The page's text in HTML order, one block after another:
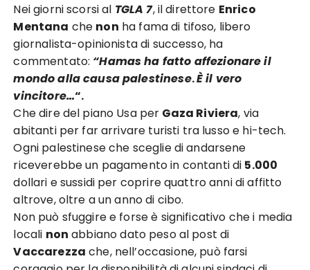
Nei giorni scorsi al TGLA 7, il direttore Enrico
Mentana che non ha fama di tifoso, libero
giornalista-opinionista di successo, ha
commentato: “Hamas ha fatto affezionare il
mondo alla causa palestinese.È il vero
vincitore…“.
Che dire del piano Usa per Gaza Riviera, via
abitanti per far arrivare turisti tra lusso e hi-tech.
Ogni palestinese che sceglie di andarsene
riceverebbe un pagamento in contanti di 5.000
dollari e sussidi per coprire quattro anni di affitto
altrove, oltre a un anno di cibo.
Non può sfuggire e forse è significativo che i media
locali non abbiano dato peso al post di
Vaccarezza che, nell’occasione, può farsi